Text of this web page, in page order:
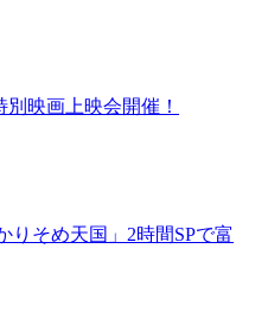
映画上映会開催！
りそめ天国」2時間SPで富